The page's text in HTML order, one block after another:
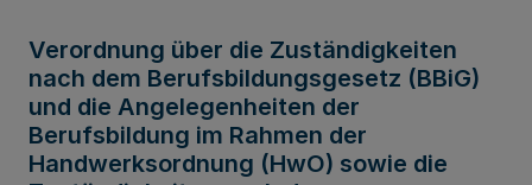
Verordnung über die Zuständigkeiten
nach dem Berufsbildungsgesetz (BBiG)
und die Angelegenheiten der
Berufsbildung im Rahmen der
Handwerksordnung (HwO) sowie die